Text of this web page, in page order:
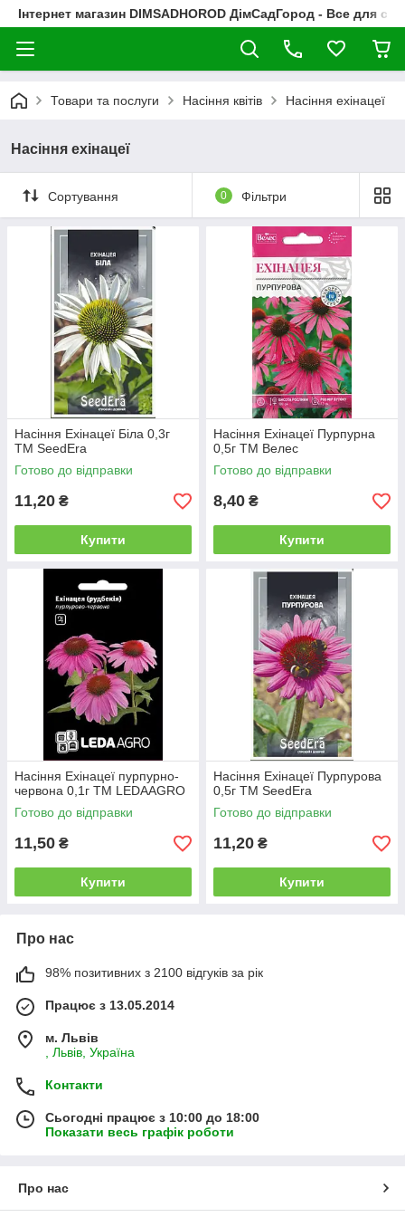
Інтернет магазин DIMSADHOROD ДімСадГород - Все для
Товари та послуги Насіння квітів Насіння ехінацеї
Насіння ехінацеї
Сортування 0 Фільтри
Насіння Ехінацеї Біла 0,3г
ТМ SeedEra
Готово до відправки
11,20 ₴
Купити
Насіння Ехінацеї Пурпурна
0,5г ТМ Велес
Готово до відправки
8,40 ₴
Купити
Насіння Ехінацеї пурпурно-
червона 0,1г ТМ LEDAAGRO
Готово до відправки
11,50 ₴
Купити
Насіння Ехінацеї Пурпурова
0,5г ТМ SeedEra
Готово до відправки
11,20 ₴
Купити
Про нас
98% позитивних з 2100 відгуків за рік
Працює з 13.05.2014
м. Львів
, Львів, Україна
Контакти
Сьогодні працює з 10:00 до 18:00
Показати весь графік роботи
Про нас